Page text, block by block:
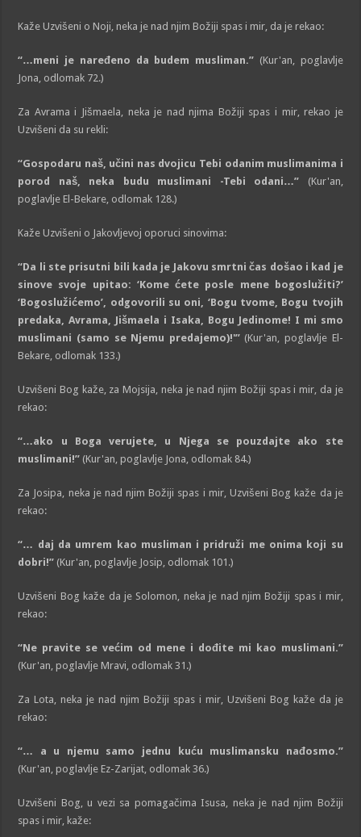
Kaže Uzvišeni o Noji, neka je nad njim Božiji spas i mir, da je rekao:
“…meni je naređeno da budem musliman.” (Kur'an, poglavlje
Jona, odlomak 72.)
Za Avrama i Jišmaela, neka je nad njima Božiji spas i mir, rekao je
Uzvišeni da su rekli:
“Gospodaru naš, učini nas dvojicu Tebi odanim muslimanima i
porod naš, neka budu muslimani -Tebi odani…” (Kur'an,
poglavlje El-Bekare, odlomak 128.)
Kaže Uzvišeni o Jakovljevoj oporuci sinovima:
“Da li ste prisutni bili kada je Jakovu smrtni čas došao i kad je
sinove svoje upitao: ‘Kome ćete posle mene bogoslužiti?’
‘Bogoslužićemo’, odgovorili su oni, ‘Bogu tvome, Bogu tvojih
predaka, Avrama, Jišmaela i Isaka, Bogu Jedinome! I mi smo
muslimani (samo se Njemu predajemo)!'”(Kur'an, poglavlje El-
Bekare, odlomak 133.)
Uzvišeni Bog kaže, za Mojsija, neka je nad njim Božiji spas i mir, da je
rekao:
“…ako u Boga verujete, u Njega se pouzdajte ako ste
muslimani!” (Kur'an, poglavlje Jona, odlomak 84.)
Za Josipa, neka je nad njim Božiji spas i mir, Uzvišeni Bog kaže da je
rekao:
“… daj da umrem kao musliman i pridruži me onima koji su
dobri!” (Kur'an, poglavlje Josip, odlomak 101.)
Uzvišeni Bog kaže da je Solomon, neka je nad njim Božiji spas i mir,
rekao:
“Ne pravite se većim od mene i dođite mi kao muslimani.”
(Kur'an, poglavlje Mravi, odlomak 31.)
Za Lota, neka je nad njim Božiji spas i mir, Uzvišeni Bog kaže da je
rekao:
“… a u njemu samo jednu kuću muslimansku nađosmo.”
(Kur'an, poglavlje Ez-Zarijat, odlomak 36.)
Uzvišeni Bog, u vezi sa pomagačima Isusa, neka je nad njim Božiji
spas i mir, kaže: